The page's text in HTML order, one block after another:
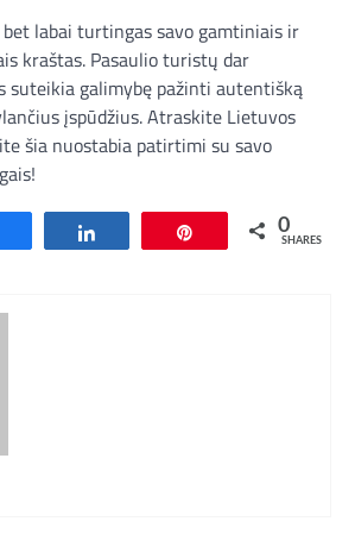
labai turtingas savo gamtiniais ir
kraštas. Pasaulio turistų dar
suteikia galimybę pažinti autentišką
įspūdžius. Atraskite Lietuvos
šia nuostabia patirtimi su savo
0
SHARES